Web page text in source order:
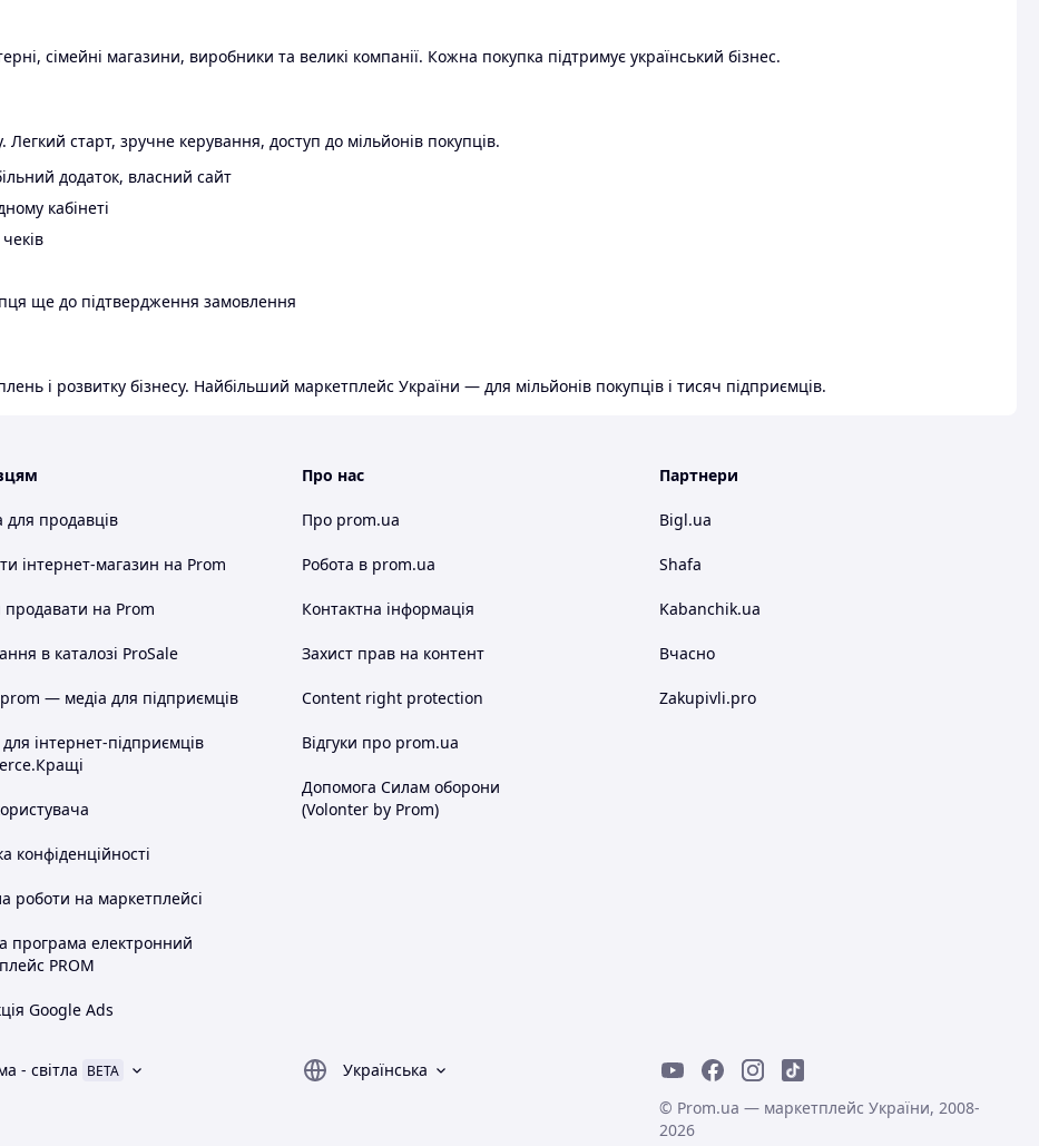
сімейні магазини, виробники та великі компанії. Кожна покупка підтримує український бізнес.
старт, зручне керування, доступ до мільйонів покупців.
додаток, власний сайт
кабінеті
ще до підтвердження замовлення
і розвитку бізнесу. Найбільший маркетплейс України — для мільйонів покупців і тисяч підприємців.
для продавців
інтернет-магазин на Prom
продавати на Prom
в каталозі ProSale
— медіа для підприємців
інтернет-підприємців
конфіденційності
роботи на маркетплейсі
програма електронний
PROM
Google Ads
Про нас
Про prom.ua
Робота в prom.ua
Контактна інформація
Захист прав на контент
Content right protection
Відгуки про prom.ua
Допомога Силам оборони
(Volonter by Prom)
Партнери
Bigl.ua
Shafa
Kabanchik.ua
Вчасно
Zakupivli.pro
- світла BETA
Українська
© Prom.ua — маркетплейс України, 2008-
2026